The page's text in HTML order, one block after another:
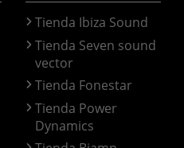
Tienda Ibiza Sound
Tienda Seven sound
vector
Tienda Fonestar
Tienda Power
Dynamics